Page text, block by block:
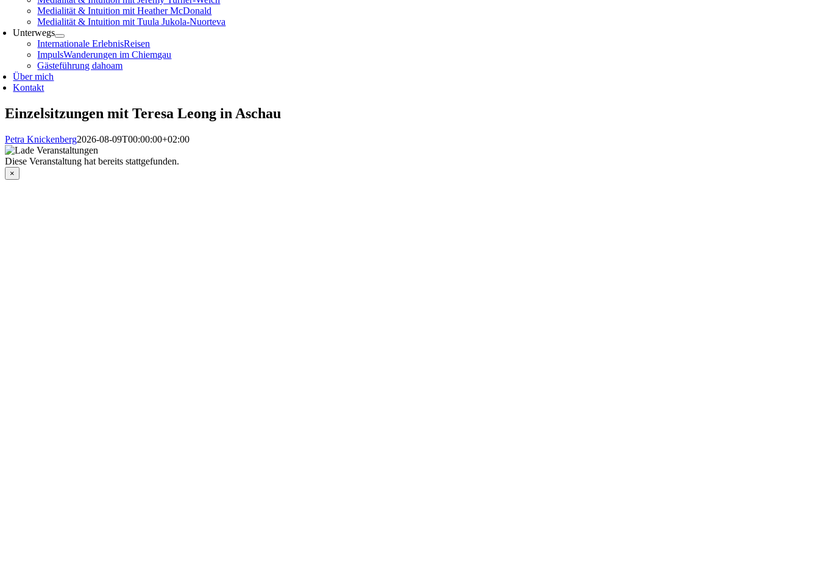
Medialität & Intuition mit Heather McDonald
Medialität & Intuition mit Tuula Jukola-Nuorteva
Unterwegs
Internationale ErlebnisReisen
ImpulsWanderungen im Chiemgau
Gästeführung dahoam
Über mich
Kontakt
Einzelsitzungen mit Teresa Leong in Aschau
Petra Knickenberg2026-08-09T00:00:00+02:00
Diese Veranstaltung hat bereits stattgefunden.
×